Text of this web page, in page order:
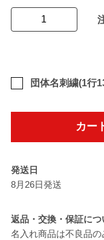
団体名刺繍(1行
カー
発送日
8月26日発送
返品・交換・保証につ
名入れ商品は不良品の